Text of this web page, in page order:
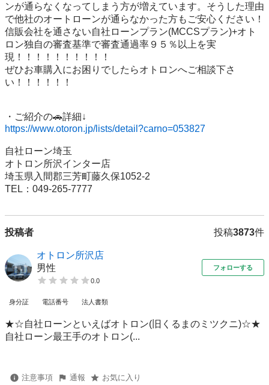
ンが通らなくなってしまう方が増えています。そうした理由
で他社のオートローンが通らなかった方もご安心ください！
信販会社を通さない自社ローンプラン(MCCSプラン)+オト
ロン独自の審査基準で審査通過率９５％以上を実
現！！！！！！！！！！
ぜひお車購入にお困りでしたらオトロンへご相談下さ
い！！！！！！
https://www.otoron.jp/lists/detail?carno=053827
自社ローン埼玉
オトロン所沢インター店
埼玉県入間郡三芳町藤久保1052-2
TEL：049-265-7777
投稿者 投稿3873件
オトロン所沢店
男性
0.0
フォローする
身分証 電話番号 法人書類
★☆自社ローンといえばオトロン(旧くるまのミツクニ)☆★
自社ローン最王手のオトロン(...
注意事項 通報 お気に入り